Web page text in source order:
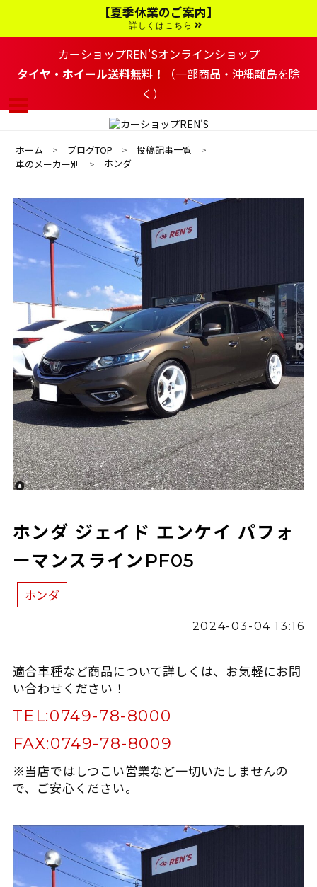
ン
す
る
【夏季休業のご案内】
詳しくはこちら
カーショップREN'Sオンラインショップ
タイヤ・ホイール送料無料！
（一部商品・沖縄離島を除
く）
ホーム ブログTOP
投稿記事一覧
車のメーカー別
ホンダ
ホンダ ジェイド エンケイ パフォ
ーマンスラインPF05
ホンダ
2024-03-04 13:16
適合車種など商品について詳しくは、お気軽にお問
い合わせください！
TEL:0749-78-8000
FAX:0749-78-8009
※当店ではしつこい営業など一切いたしませんの
で、ご安心ください。